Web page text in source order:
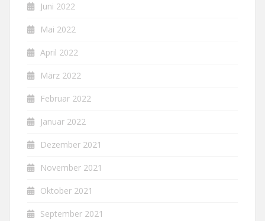
Juni 2022
Mai 2022
April 2022
März 2022
Februar 2022
Januar 2022
Dezember 2021
November 2021
Oktober 2021
September 2021